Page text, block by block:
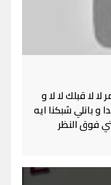
لا لا قبلك لا لا و
و بانلي شبكنا ايه
فوق النظر